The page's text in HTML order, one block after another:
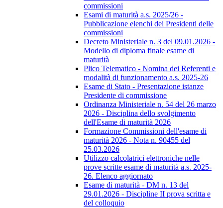
commissioni
Esami di maturità a.s. 2025/26 -
Pubblicazione elenchi dei Presidenti delle
commissioni
Decreto Ministeriale n. 3 del 09.01.2026 -
Modello di diploma finale esame di
maturità
Plico Telematico - Nomina dei Referenti e
modalità di funzionamento a.s. 2025-26
Esame di Stato - Presentazione istanze
Presidente di commissione
Ordinanza Ministeriale n. 54 del 26 marzo
2026 - Disciplina dello svolgimento
dell'Esame di maturità 2026
Formazione Commissioni dell'esame di
maturità 2026 - Nota n. 90455 del
25.03.2026
Utilizzo calcolatrici elettroniche nelle
prove scritte esame di maturità a.s. 2025-
26. Elenco aggiornato
Esame di maturità - DM n. 13 del
29.01.2026 - Discipline II prova scritta e
del colloquio